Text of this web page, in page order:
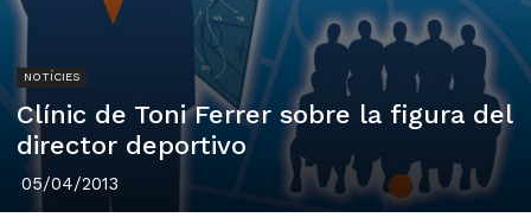
NOTÍCIES
Clínic de Toni Ferrer sobre la figura del
director deportivo
05/04/2013